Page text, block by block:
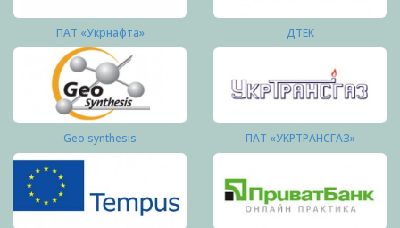
ПАТ «Укрнафта» ДТЕК
Geo synthesis ПАТ «УКРТРАНСГАЗ»